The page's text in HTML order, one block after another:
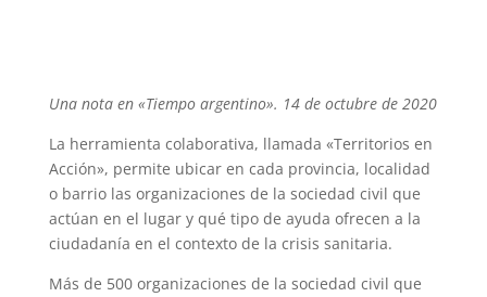
Una nota en «Tiempo argentino». 14 de octubre de 2020
La herramienta colaborativa, llamada «Territorios en
Acción», permite ubicar en cada provincia, localidad
o barrio las organizaciones de la sociedad civil que
actúan en el lugar y qué tipo de ayuda ofrecen a la
ciudadanía en el contexto de la crisis sanitaria.
Más de 500 organizaciones de la sociedad civil que